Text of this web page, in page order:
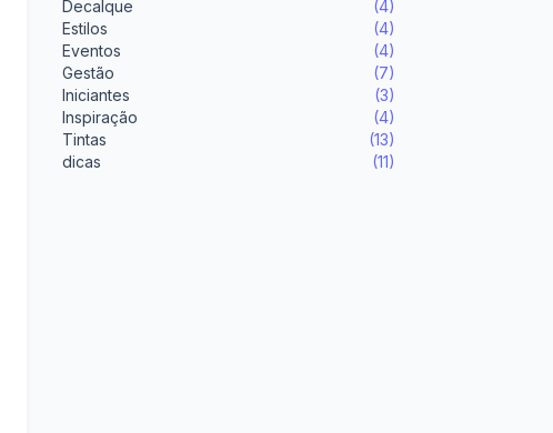
Decalque
(4)
Estilos
(4)
Eventos
(4)
Gestão
(7)
Iniciantes
(3)
Inspiração
(4)
Tintas
(13)
dicas
(11)